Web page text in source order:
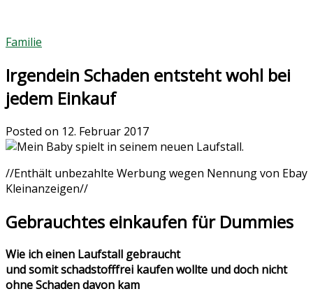
Familie
Irgendein Schaden entsteht wohl bei
jedem Einkauf
Posted on 12. Februar 2017
//Enthält unbezahlte Werbung wegen Nennung von Ebay
Kleinanzeigen//
Gebrauchtes einkaufen für Dummies
Wie ich einen Laufstall gebraucht
und somit schadstofffrei kaufen wollte und doch nicht
ohne Schaden davon kam